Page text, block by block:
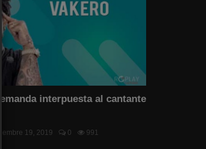
interpuesta al cantante
19, 2019 0 991